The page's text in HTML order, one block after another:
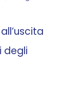
degli